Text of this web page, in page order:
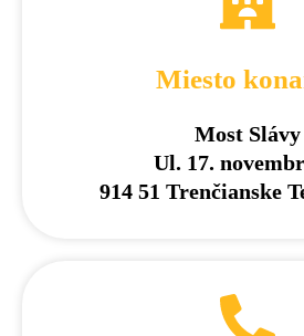
Miesto
Most Slávy
Ul. 17.
914 51 Trenčianske